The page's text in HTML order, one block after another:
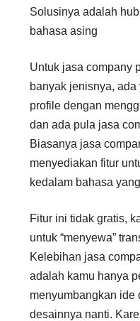
Solusinya adalah
bahasa asing
Untuk jasa company
banyak jenisnya,
profile dengan
dan ada pula jasa
Biasanya jasa
menyediakan fitur
kedalam bahasa
Fitur ini tidak gratis,
untuk “menyewa”
Kelebihan jasa
adalah kamu hanya
menyumbangkan ide
desainnya nanti.